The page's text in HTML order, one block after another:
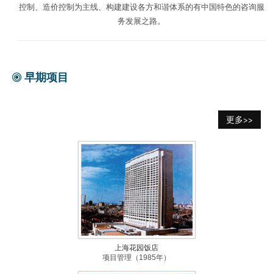
控制、造价控制为主线、构建建设各方和谐体系的有中国特色的咨询服
务发展之路。
早期项目
更多>>
上海花园饭店
项目管理（1985年）